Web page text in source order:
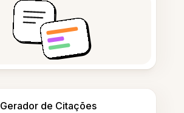
Gerador de Citações